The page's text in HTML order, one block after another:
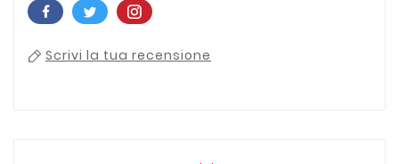
Scrivi la tua recensione